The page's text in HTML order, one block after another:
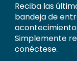
Reciba las
bandeja de
Simplemente
conéctese.